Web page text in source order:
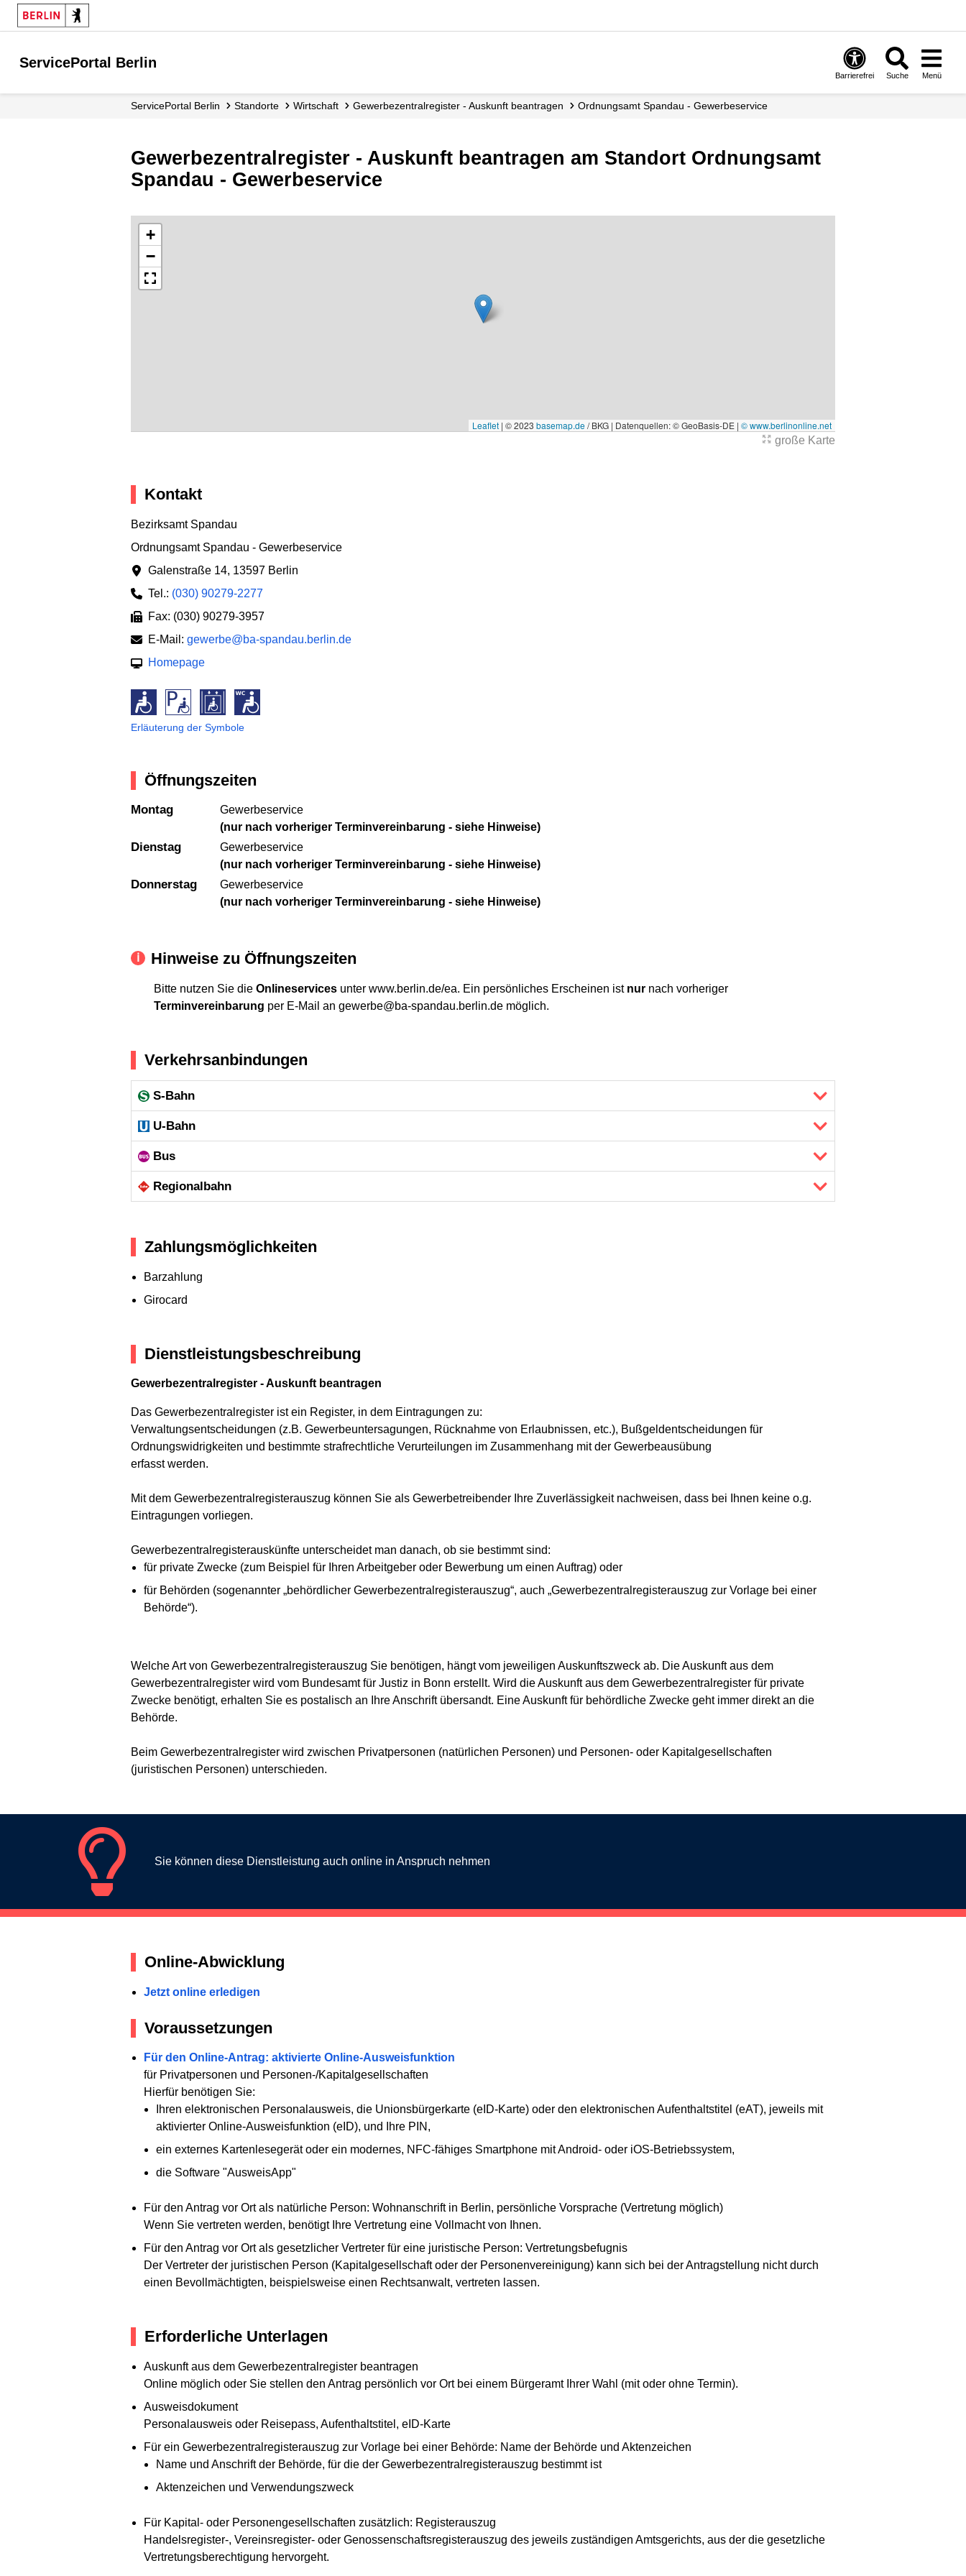
ServicePortal Berlin
Barrierefrei Suche Menü
ServicePortal Berlin Standorte Wirtschaft Gewerbezentralregister - Auskunft beantragen Ordnungsamt Spandau - Gewerbeservice
Gewerbezentralregister - Auskunft beantragen am Standort Ordnungsamt
Spandau - Gewerbeservice
+
−
Leaflet | © 2023 basemap.de/ BKG | Datenquellen: © GeoBasis-DE | © www.berlinonline.net
große Karte
Kontakt
Bezirksamt Spandau
Ordnungsamt Spandau - Gewerbeservice
Galenstraße 14, 13597 Berlin
Tel.: (030) 90279-2277
Fax: (030) 90279-3957
E-Mail: gewerbe@ba-spandau.berlin.de
Homepage
Erläuterung der Symbole
Öffnungszeiten
Montag
Gewerbeservice
(nur nach vorheriger Terminvereinbarung - siehe Hinweise)
Dienstag
Gewerbeservice
(nur nach vorheriger Terminvereinbarung - siehe Hinweise)
Donnerstag
Gewerbeservice
(nur nach vorheriger Terminvereinbarung - siehe Hinweise)
Hinweise zu Öffnungszeiten
Bitte nutzen Sie die Onlineservices unter www.berlin.de/ea. Ein persönliches Erscheinen ist nur nach vorheriger
Terminvereinbarung per E-Mail an gewerbe@ba-spandau.berlin.de möglich.
Verkehrsanbindungen
S-Bahn
U-Bahn
Bus
Regional­bahn
Zahlungsmöglichkeiten
Barzahlung
Girocard
Dienstleistungsbeschreibung
Gewerbezentralregister - Auskunft beantragen
Das Gewerbezentralregister ist ein Register, in dem Eintragungen zu:
Verwaltungsentscheidungen (z.B. Gewerbeuntersagungen, Rücknahme von Erlaubnissen, etc.), Bußgeldentscheidungen für
Ordnungswidrigkeiten und bestimmte strafrechtliche Verurteilungen im Zusammenhang mit der Gewerbeausübung
erfasst werden.
Mit dem Gewerbezentralregisterauszug können Sie als Gewerbetreibender Ihre Zuverlässigkeit nachweisen, dass bei Ihnen keine o.g.
Eintragungen vorliegen.
Gewerbezentralregisterauskünfte unterscheidet man danach, ob sie bestimmt sind:
für private Zwecke (zum Beispiel für Ihren Arbeitgeber oder Bewerbung um einen Auftrag) oder
für Behörden (sogenannter „behördlicher Gewerbezentralregisterauszug“, auch „Gewerbezentralregisterauszug zur Vorlage bei einer
Behörde“).
Welche Art von Gewerbezentralregisterauszug Sie benötigen, hängt vom jeweiligen Auskunftszweck ab. Die Auskunft aus dem
Gewerbezentralregister wird vom Bundesamt für Justiz in Bonn erstellt. Wird die Auskunft aus dem Gewerbezentralregister für private
Zwecke benötigt, erhalten Sie es postalisch an Ihre Anschrift übersandt. Eine Auskunft für behördliche Zwecke geht immer direkt an die
Behörde.
Beim Gewerbezentralregister wird zwischen Privatpersonen (natürlichen Personen) und Personen- oder Kapitalgesellschaften
(juristischen Personen) unterschieden.
Sie können diese Dienstleistung auch online in Anspruch nehmen
Online-Abwicklung
Jetzt online erledigen
Voraussetzungen
Für den Online-Antrag: aktivierte Online-Ausweisfunktion
für Privatpersonen und Personen-/Kapitalgesellschaften
Hierfür benötigen Sie:
Ihren elektronischen Personalausweis, die Unionsbürgerkarte (eID-Karte) oder den elektronischen Aufenthaltstitel (eAT), jeweils mit
aktivierter Online-Ausweisfunktion (eID), und Ihre PIN,
ein externes Kartenlesegerät oder ein modernes, NFC-fähiges Smartphone mit Android- oder iOS-Betriebssystem,
die Software "AusweisApp"
Für den Antrag vor Ort als natürliche Person: Wohnanschrift in Berlin, persönliche Vorsprache (Vertretung möglich)
Wenn Sie vertreten werden, benötigt Ihre Vertretung eine Vollmacht von Ihnen.
Für den Antrag vor Ort als gesetzlicher Vertreter für eine juristische Person: Vertretungsbefugnis
Der Vertreter der juristischen Person (Kapitalgesellschaft oder der Personenvereinigung) kann sich bei der Antragstellung nicht durch
einen Bevollmächtigten, beispielsweise einen Rechtsanwalt, vertreten lassen.
Erforderliche Unterlagen
Auskunft aus dem Gewerbezentralregister beantragen
Online möglich oder Sie stellen den Antrag persönlich vor Ort bei einem Bürgeramt Ihrer Wahl (mit oder ohne Termin).
Ausweisdokument
Personalausweis oder Reisepass, Aufenthaltstitel, eID-Karte
Für ein Gewerbezentralregisterauszug zur Vorlage bei einer Behörde: Name der Behörde und Aktenzeichen
Name und Anschrift der Behörde, für die der Gewerbezentralregisterauszug bestimmt ist
Aktenzeichen und Verwendungszweck
Für Kapital- oder Personengesellschaften zusätzlich: Registerauszug
Handelsregister-, Vereinsregister- oder Genossenschaftsregisterauszug des jeweils zuständigen Amtsgerichts, aus der die gesetzliche
Vertretungsberechtigung hervorgeht.